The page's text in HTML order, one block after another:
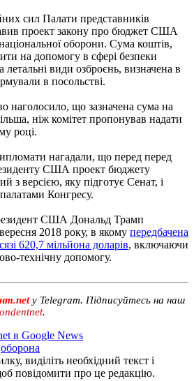
сил Палати представників
проект закону про бюджет США
оборони. Сума коштів,
на допомогу в сфері безпеки
летальні види озброєнь, визначена в
в посольстві.
наголосило, що зазначена сума на
ніж комітет пропонував надати
році.
нагадали, що перед перед
США проект бюджету
з версією, яку підготує Сенат, і
Конгресу.
США Дональд Трамп
2018 року, в якому передбачена
620,7 мільйона доларів, включаючи
технічну допомогу.
у Telegram. Підписуйтесь на наш
.
в Google News
оборона
виділіть необхідний текст і
повідомити про це редакцію.